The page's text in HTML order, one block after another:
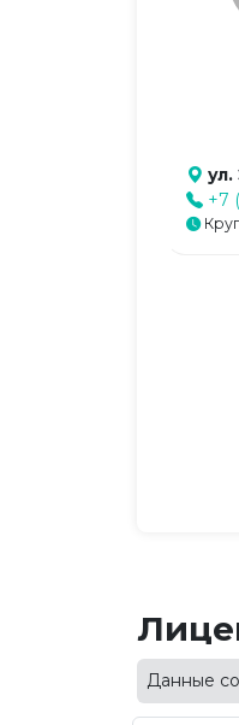
ул.
+7
Данные